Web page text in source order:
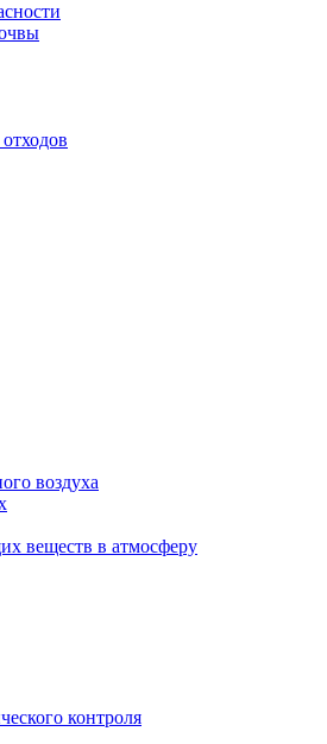
воздуха
веществ в атмосферу
контроля